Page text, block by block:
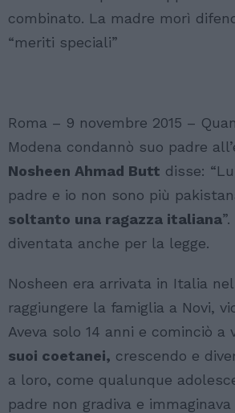
combinato. La madre morì
“meriti speciali”
Roma – 9 novembre 2015 –
Modena condannò suo padre
Nosheen Ahmad Butt disse:
padre e io non sono più
soltanto una ragazza italiana
diventata anche per la legge.
Nosheen era arrivata in Italia
raggiungere la famiglia a Novi,
Aveva solo 14 anni e cominciò a
suoi coetanei, crescendo e
a loro, come qualunque
padre non gradiva e